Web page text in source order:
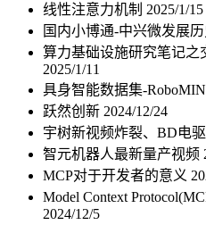
线性注意力机制 2025/1/15
国内小博通-中兴微发展
算力基础设施研究笔记
2025/1/11
具身智能数据集-
跃然创新 2024/12/24
宇树新视频炸裂、BD电
智元机器人最新量产视频
MCP对于开发者的意义
Model Context
2024/12/5